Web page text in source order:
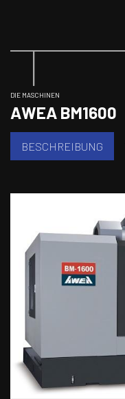
DIE MASCHINEN
AWEA BM1600
BESCHREIBUNG